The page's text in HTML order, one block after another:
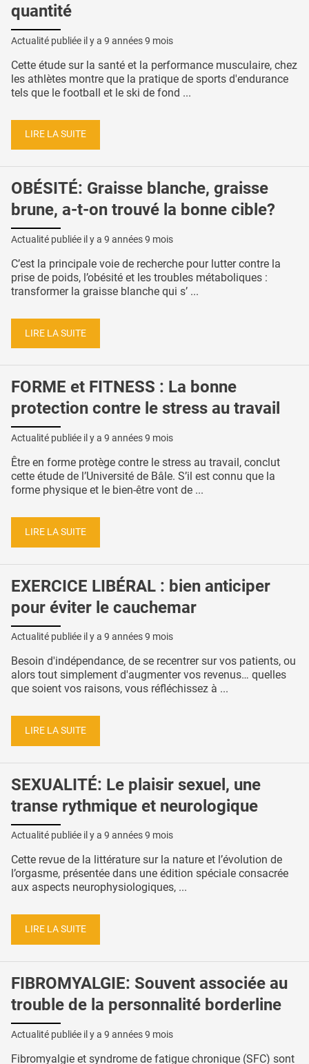
quantité
Actualité publiée il y a 9 années 9 mois
Cette étude sur la santé et la performance musculaire, chez
les athlètes montre que la pratique de sports d'endurance
tels que le football et le ski de fond ...
LIRE LA SUITE
OBÉSITÉ: Graisse blanche, graisse
brune, a-t-on trouvé la bonne cible?
Actualité publiée il y a 9 années 9 mois
C’est la principale voie de recherche pour lutter contre la
prise de poids, l’obésité et les troubles métaboliques :
transformer la graisse blanche qui s’ ...
LIRE LA SUITE
FORME et FITNESS : La bonne
protection contre le stress au travail
Actualité publiée il y a 9 années 9 mois
Être en forme protège contre le stress au travail, conclut
cette étude de l’Université de Bâle. S’il est connu que la
forme physique et le bien-être vont de ...
LIRE LA SUITE
EXERCICE LIBÉRAL : bien anticiper
pour éviter le cauchemar
Actualité publiée il y a 9 années 9 mois
Besoin d'indépendance, de se recentrer sur vos patients, ou
alors tout simplement d'augmenter vos revenus… quelles
que soient vos raisons, vous réfléchissez à ...
LIRE LA SUITE
SEXUALITÉ: Le plaisir sexuel, une
transe rythmique et neurologique
Actualité publiée il y a 9 années 9 mois
Cette revue de la littérature sur la nature et l’évolution de
l’orgasme, présentée dans une édition spéciale consacrée
aux aspects neurophysiologiques, ...
LIRE LA SUITE
FIBROMYALGIE: Souvent associée au
trouble de la personnalité borderline
Actualité publiée il y a 9 années 9 mois
Fibromyalgie et syndrome de fatigue chronique (SFC) sont